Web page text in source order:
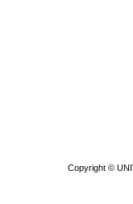
Copyright ©